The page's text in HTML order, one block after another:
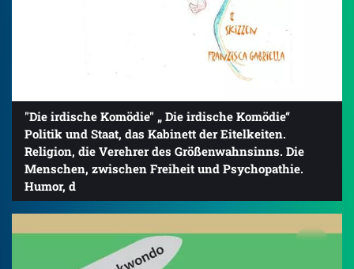
"Die irdische Komödie" „ Die irdische Komödie“
Politik und Staat, das Kabinett der Eitelkeiten.
Religion, die Verehrer des Größenwahnsinns. Die
Menschen, zwischen Freiheit und Psychopathie.
Humor, d